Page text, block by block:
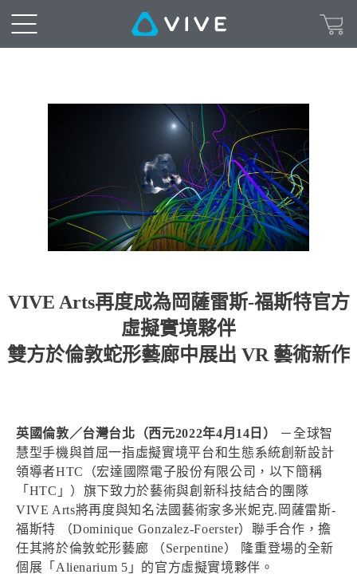
VIVE Arts再度成為岡薩雷斯-福斯特官方
虛擬實境夥伴
雙方於倫敦蛇形藝廊中展出 VR 藝術新作
英國倫敦／台灣台北（西元2022年4月14日）
－全球智
慧型手機與首屈一指虛擬實境平台和生態系統創新設計
領導者HTC（宏達國際電子股份有限公司，以下簡稱
「HTC」）旗下致力於藝術與創新科技結合的團隊
VIVE Arts將再度與知名法國藝術家多米妮克.岡薩雷斯-
福斯特 （Dominique Gonzalez-Foerster）聯手合作，擔
任其將於倫敦蛇形藝廊 （Serpentine） 隆重登場的全新
個展「Alienarium 5」的官方虛擬實境夥伴。